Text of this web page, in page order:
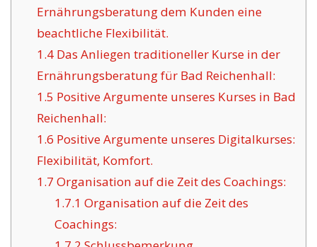
Ernährungsberatung dem Kunden eine
beachtliche Flexibilität.
1.4Das Anliegen traditioneller Kurse in der
Ernährungsberatung für Bad Reichenhall:
1.5 Positive Argumente unseres Kurses in Bad
Reichenhall:
1.6 Positive Argumente unseres Digitalkurses:
Flexibilität, Komfort.
1.7 Organisation auf die Zeit des Coachings:
1.7.1 Organisation auf die Zeit des
Coachings: